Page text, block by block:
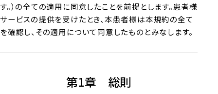
す。）の全ての適用に同意したことを前提とします。患者様
サービスの提供を受けたとき、本患者様は本規約の全て
を確認し、その適用について同意したものとみなします。
第1章 総則